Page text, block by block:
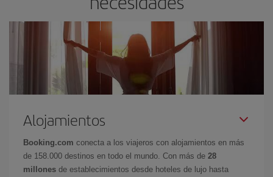
Alojamientos
Booking.com conecta a los viajeros con alojamientos en más
de 158.000 destinos en todo el mundo. Con más de 28
millones de establecimientos desde hoteles de lujo hasta